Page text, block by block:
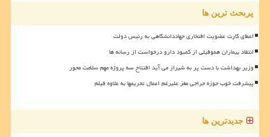
پربحث ترین ها
اعطای کارت عضویت افتخاری جهاددانشگاهی به رئیس دولت
انتقاد بیماران هموفیلی از کمبود دارو درخواست از رسانه ها
وزیر بهداشت با دست پر به شیراز می آید افتتاح سه پروژه مهم سلامت محور
پیشرفت خوب حوزه جراحی مغز علیرغم اعمال تحریمها به علاوه فیلم
جدیدترین ها